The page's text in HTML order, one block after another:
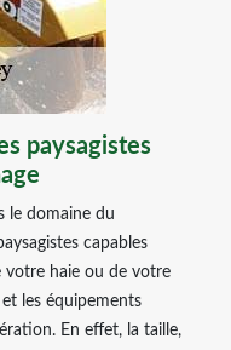
paysagistes
le domaine du
capables
votre haie ou de votre
les équipements
En effet, la taille,